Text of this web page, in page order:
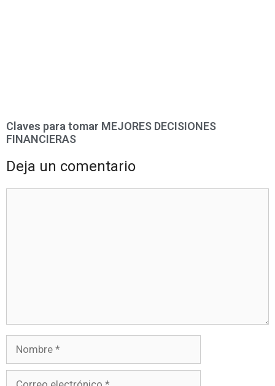
Claves para tomar MEJORES DECISIONES
FINANCIERAS
Deja un comentario